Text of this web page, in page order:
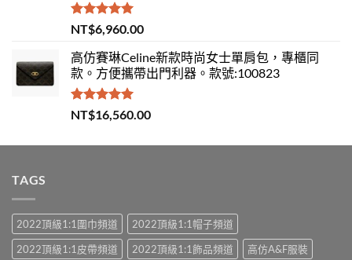
評分 5.00
滿分 5
NT$6,960.00
高仿賽琳Celine新款時尚女士單肩包，專櫃同
款。方便攜帶出門利器。款號:100823
評分5.00
滿分 5
NT$16,560.00
TAGS
2022頂級1:1圍巾頻道
2022頂級1:1帽子頻道
2022頂級1:1皮帶頻道
2022頂級1:1飾品頻道
高仿A&F服裝